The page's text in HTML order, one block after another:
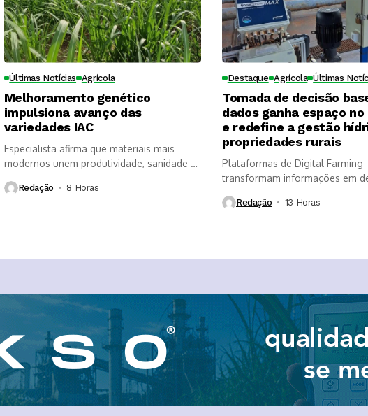
Últimas Notícias Agrícola
Melhoramento genético
impulsiona avanço das
variedades IAC
Especialista afirma que materiais mais
modernos unem produtividade, sanidade e
Redação 8 Horas ⁮
Destaque Agrícola Últimas
Tomada de decisão
dados ganha espaço
e redefine a gestão
propriedades rurais
Plataformas de Digital Farming
transformam informações em
Redação 13 Horas ⁮